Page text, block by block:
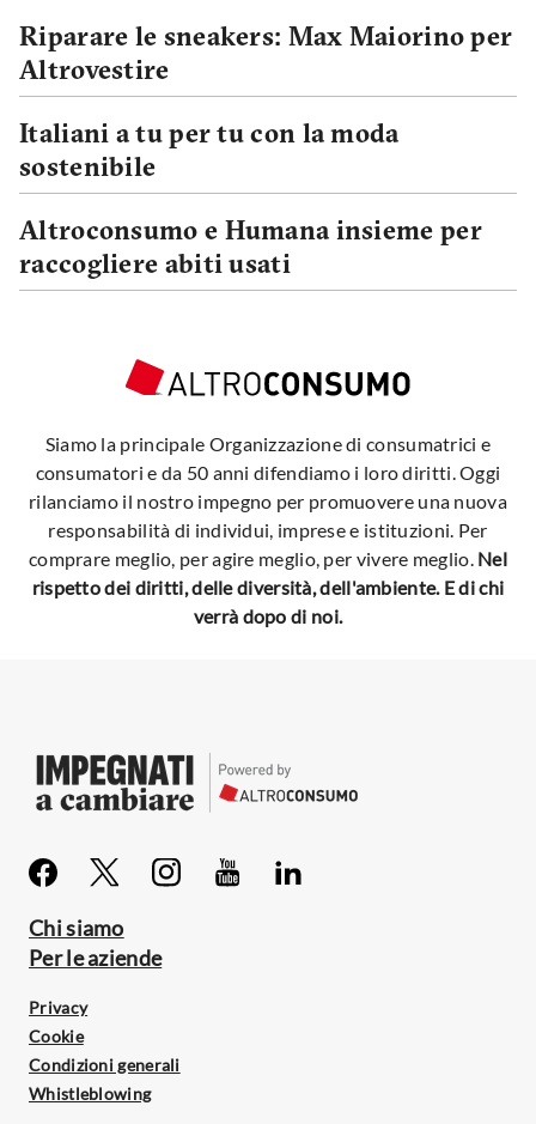
Riparare le sneakers: Max Maiorino per
Altrovestire
Italiani a tu per tu con la moda
sostenibile
Altroconsumo e Humana insieme per
raccogliere abiti usati
Siamo la principale Organizzazione di consumatrici e
consumatori e da 50 anni difendiamo i loro diritti. Oggi
rilanciamo il nostro impegno per promuovere una nuova
responsabilità di individui, imprese e istituzioni. Per
comprare meglio, per agire meglio, per vivere meglio. Nel
rispetto dei diritti, delle diversità, dell'ambiente. E di chi
verrà dopo di noi.
Chi siamo
Per le aziende
Privacy
Cookie
Condizioni generali
Whistleblowing